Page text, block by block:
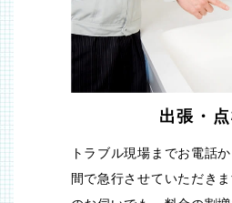
出張・
トラブル現場までお電話
間で急行させていただき